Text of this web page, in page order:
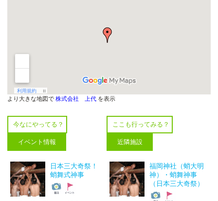
より大きな地図で 株式会社 上代 を表示
今なにやってる？
イベント情報
日本三大奇祭！
蛸舞式神事
ここも行ってみる？
近隣施設
福岡神社（蛸大明
神）・蛸舞神事
（日本三大奇祭）